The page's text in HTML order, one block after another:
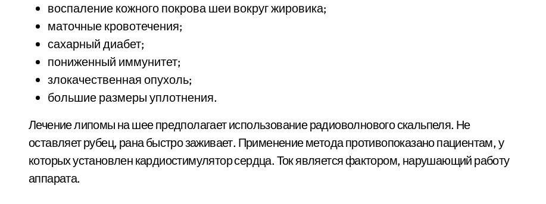
воспаление кожного покрова шеи вокруг жировика;
маточные кровотечения;
сахарный диабет;
пониженный иммунитет;
злокачественная опухоль;
большие размеры уплотнения.
Лечение липомы на шее предполагает использование радиоволнового скальпеля. Не
оставляет рубец, рана быстро заживает. Применение метода противопоказано пациентам, у
которых установлен кардиостимулятор сердца. Ток является фактором, нарушающий работу
аппарата.